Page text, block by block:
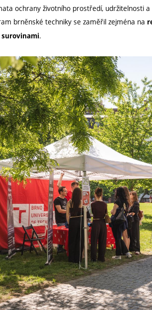
ochrany životního prostředí, udržitelnosti
brněnské techniky se zaměřil zejména na
surovinami.